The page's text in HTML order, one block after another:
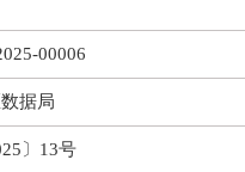
00006
据局
〕13号